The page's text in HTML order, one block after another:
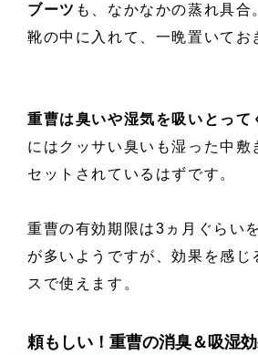
ブーツ も、なかなかの蒸れ具合
靴の中に入れて、一晩置いてお
重曹は臭いや湿気を吸いとって
にはクッサい臭いも湿った中敷
セットされているはずです。
重曹の有効期限は3ヵ月ぐらい
が多いようですが、効果を感じ
スで使えます。
頼もしい！重曹の消臭＆吸湿